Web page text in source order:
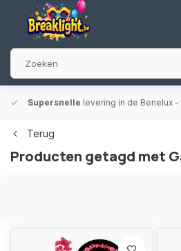
Supersnelle levering in de Benelux -
Terug
Producten getagd met